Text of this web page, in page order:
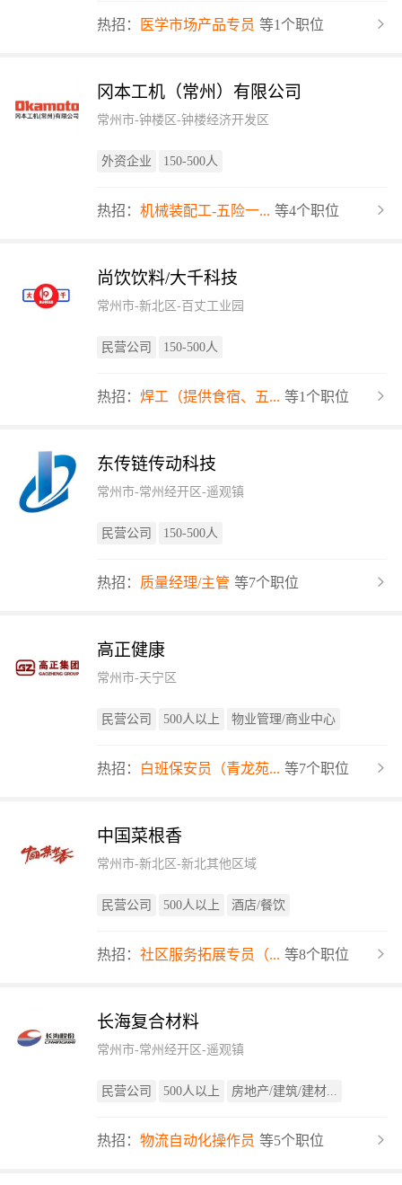
热招： 医学市场产品专员 等1个职位
冈本工机（常州）有限公司
常州市-钟楼区-钟楼经济开发区
外资企业 150-500人
热招： 机械装配工-五险一... 等4个职位
尚饮饮料/大千科技
常州市-新北区-百丈工业园
民营公司 150-500人
热招： 焊工（提供食宿、五... 等1个职位
东传链传动科技
常州市-常州经开区-遥观镇
民营公司 150-500人
热招： 质量经理/主管 等7个职位
高正健康
常州市-天宁区
民营公司 500人以上 物业管理/商业中心
热招： 白班保安员（青龙苑... 等7个职位
中国菜根香
常州市-新北区-新北其他区域
民营公司 500人以上 酒店/餐饮
热招： 社区服务拓展专员（... 等8个职位
长海复合材料
常州市-常州经开区-遥观镇
民营公司 500人以上 房地产/建筑/建材...
热招： 物流自动化操作员 等5个职位